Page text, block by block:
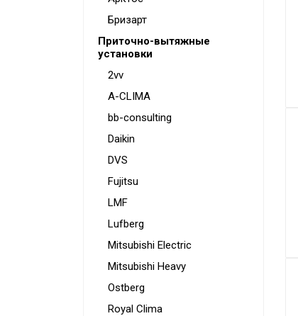
Дозаторы для жидкого мыла
Диспенсеры
Бризарт
Приточно-вытяжные
установки
2vv
A-CLIMA
bb-consulting
Daikin
DVS
Fujitsu
LMF
Lufberg
Mitsubishi Electric
Mitsubishi Heavy
Ostberg
Royal Clima